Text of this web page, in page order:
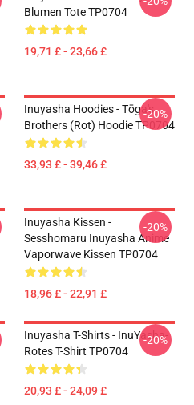
Blumen Tote TP0704
19,71 £ - 23,66 £
Inuyasha Hoodies - Tōga's
Brothers (rot) Hoodie TP0704
33,93 £ - 39,46 £
-20%
Inuyasha Kissen -
Sesshomaru Inuyasha Anime
Vaporwave Kissen TP0704
18,96 £ - 22,91 £
-20%
Inuyasha T-Shirts - InuYasha-
Rotes T-Shirt TP0704
20,93 £ - 24,09 £
-20%